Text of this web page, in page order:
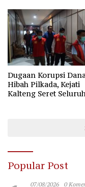
Dugaan Korupsi
Hibah Pilkada, Kejati
Kalteng Seret
Popular Post
07/08/2026 0